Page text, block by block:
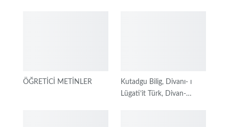
ÖĞRETİCİ METİNLER
Kutadgu Bilig, Divanı- ı
Lügati’it Türk, Divan-…